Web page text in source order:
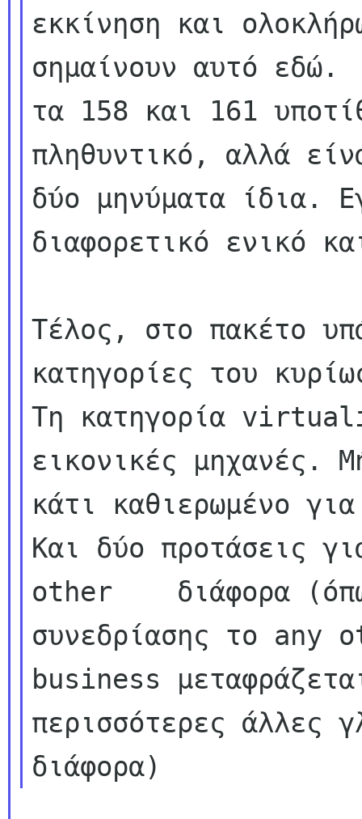
εκκίνηση και
σημαίνουν αυτό εδώ.
τα 158 και 161
πληθυντικό, αλλά
δύο μηνύματα ίδια.
διαφορετικό ενικό
Τέλος, στο πακέτο
κατηγορίες του
Τη κατηγορία
εικονικές μηχανές.
κάτι καθιερωμένο
Και δύο προτάσεις
other    διάφορα
συνεδρίασης το any
business
περισσότερες άλλες